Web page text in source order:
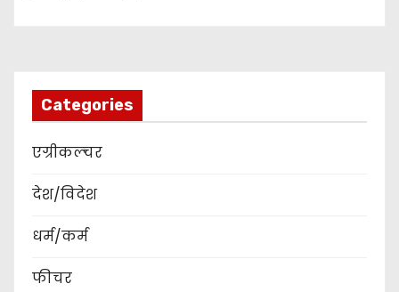
Categories
एग्रीकल्चर
देश/विदेश
धर्म/कर्म
फीचर